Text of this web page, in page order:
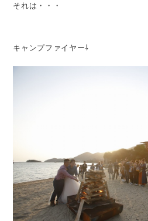
それは・・・
キャンプファイヤー⇩